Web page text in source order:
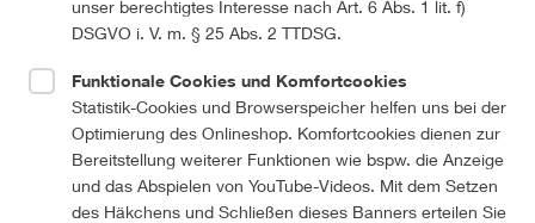
Über ZIEGLER
Unternehmen
Zertifizierte Qualität
Umweltmanagement
unser berechtigtes Interesse nach Art. 6 Abs. 1 lit. f)
DSGVO i. V. m. § 25 Abs. 2 TTDSG.
Funktionale Cookies und Komfortcookies
Statistik-Cookies und Browserspeicher helfen uns bei der
Optimierung des Onlineshop. Komfortcookies dienen zur
Bereitstellung weiterer Funktionen wie bspw. die Anzeige
und das Abspielen von YouTube-Videos. Mit dem Setzen
des Häkchens und Schließen dieses Banners erteilen Sie